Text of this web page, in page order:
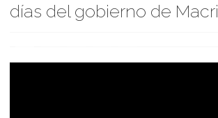
días del gobierno de Macri